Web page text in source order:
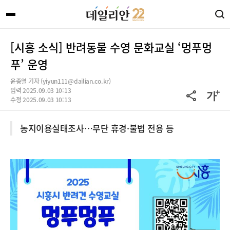
[시흥 소식] 반려동물 수영 문화교실 ‘멍푸멍
푸’ 운영
윤종열 기자 (yiyun111@dailian.co.kr)
입력 2025.09.03 10:13
수정 2025.09.03 10:13
농지이용실태조사…무단 휴경·불법 전용 등